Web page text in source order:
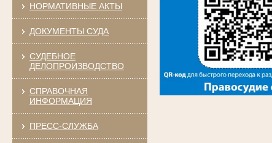
НОРМАТИВНЫЕ АКТЫ
ДОКУМЕНТЫ СУДА
СУДЕБНОЕ
ДЕЛОПРОИЗВОДСТВО
СПРАВОЧНАЯ
ИНФОРМАЦИЯ
ПРЕСС-СЛУЖБА